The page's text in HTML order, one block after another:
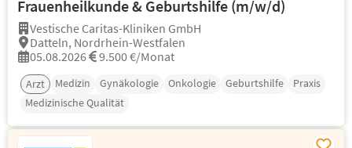
Frauenheilkunde & Geburtshilfe (m/w/d)
Vestische Caritas-Kliniken GmbH
Datteln, Nordrhein-Westfalen
05.08.2026
9.500 €/Monat
Arzt Medizin Gynäkologie Onkologie Geburtshilfe
Praxis
Medizinische Qualität